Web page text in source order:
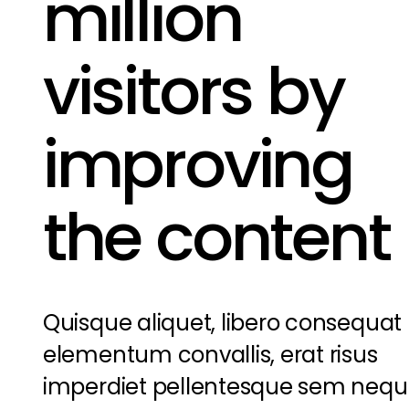
visitors by
improving
the content
Quisque aliquet, libero consequat
elementum convallis, erat risus
imperdiet pellentesque sem